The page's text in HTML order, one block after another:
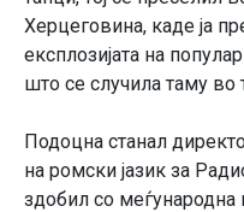
Херцеговина, каде ја
експлозијата на
што се случила таму во
Подоцна станал
на ромски јазик за
здобил со меѓународна